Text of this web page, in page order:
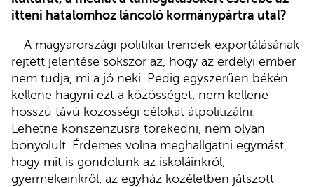
itteni hatalomhoz láncoló kormánypártra utal?
– A magyarországi politikai trendek exportálásának
rejtett jelentése sokszor az, hogy az erdélyi ember
nem tudja, mi a jó neki. Pedig egyszerűen békén
kellene hagyni ezt a közösséget, nem kellene
hosszú távú közösségi célokat átpolitizálni.
Lehetne konszenzusra törekedni, nem olyan
bonyolult. Érdemes volna meghallgatni egymást,
hogy mit is gondolunk az iskoláinkról,
gyermekeinkről, az egyház közéletben játszott